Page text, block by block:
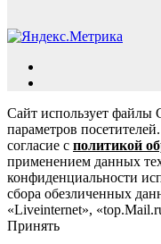
Сайт использует файлы
параметров
согласие с политикой
применением данных
конфиденциальности
сбора обезличенных
«Liveinternet»,
Принять